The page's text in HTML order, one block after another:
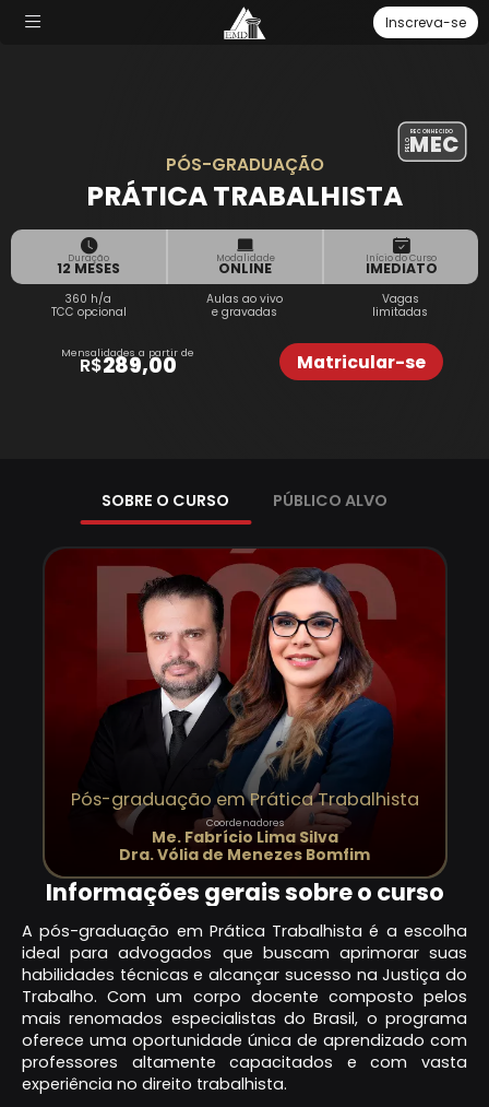
Inscreva-se
PÓS-GRADUAÇÃO
PRÁTICA TRABALHISTA
Duração
12 MESES
Modalidade
ONLINE
Início do Curso
IMEDIATO
360 h/a
TCC opcional
Aulas ao vivo
e gravadas
Vagas
limitadas
Mensalidades a partir de
R$289,00 Matricular-se
RECONHECIDO
PELOMEC
SOBRE O CURSO PÚBLICO ALVO
Pós-graduação em Prática Trabalhista
Coordenadores
Me. Fabrício Lima Silva
Dra. Vólia de Menezes Bomfim
Informações gerais sobre o curso
A pós-graduação em Prática Trabalhista é a escolha
ideal para advogados que buscam aprimorar suas
habilidades técnicas e alcançar sucesso na Justiça do
Trabalho. Com um corpo docente composto pelos
mais renomados especialistas do Brasil, o programa
oferece uma oportunidade única de aprendizado com
professores altamente capacitados e com vasta
experiência no direito trabalhista.